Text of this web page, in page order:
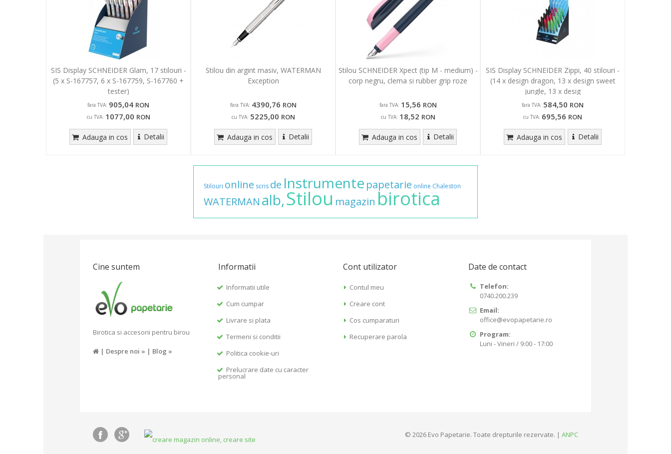
SIS Display SCHNEIDER Glam, 17 stilouri -
(5 x S-167757, 6 x S-167759, S-167760 +
tester)
fara TVA: 905,04 RON
cu TVA: 1077,00 RON
Adauga in cos Detalii
Stilou din argint masiv, WATERMAN
Exception
fara TVA: 4390,76 RON
cu TVA: 5225,00 RON
Adauga in cos Detalii
Stilou SCHNEIDER Xpect (tip M - medium) -
corp negru, clema si rubber grip roze
fara TVA: 15,56 RON
cu TVA: 18,52 RON
Adauga in cos Detalii
SIS Display SCHNEIDER Zippi, 40 stilouri -
(14 x design dragon, 13 x design sweet
jungle, 13 x desig
fara TVA: 584,50 RON
cu TVA: 695,56 RON
Adauga in cos Detalii
Stilouri online scris de Instrumente papetarie online Chaleston
WATERMAN alb,Stilou magazin birotica
Cine suntem
Birotica si accesorii pentru birou
| Despre noi » | Blog »
Informatii
Informatii utile
Cum cumpar
Livrare si plata
Termeni si conditii
Politica cookie-uri
Prelucrare date cu caracter
personal
Cont utilizator
Contul meu
Creare cont
Cos cumparaturi
Recuperare parola
Date de contact
Telefon:
0740.200.239
Email:
office@evopapetarie.ro
Program:
Luni - Vineri / 9:00 - 17:00
© 2026 Evo Papetarie. Toate drepturile rezervate. | ANPC